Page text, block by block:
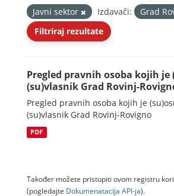
Javni sektor
Izdavači:
Grad
Filtriraj rezultate
Pregled pravnih osoba kojih je
(su)vlasnik Grad Rovinj-
Pregled pravnih osoba kojih je
(su)vlasnik Grad Rovinj-Rovigno
PDF
Također možete pristupiti ovom registru
(pogledajte Dokumenаtаcijа API-jа).